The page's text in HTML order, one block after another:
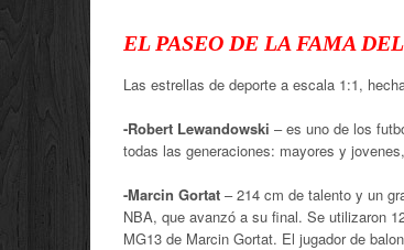
EL PASEO DE LA FAMA
Las estrellas de deporte a escala 1:1,
-Robert Lewandowski – es uno de los
todas las generaciones: mayores y
-Marcin Gortat – 214 cm de talento y un
NBA, que avanzó a su final. Se utilizaron
MG13 de Marcin Gortat. El jugador de